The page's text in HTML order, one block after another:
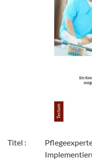
Titel :